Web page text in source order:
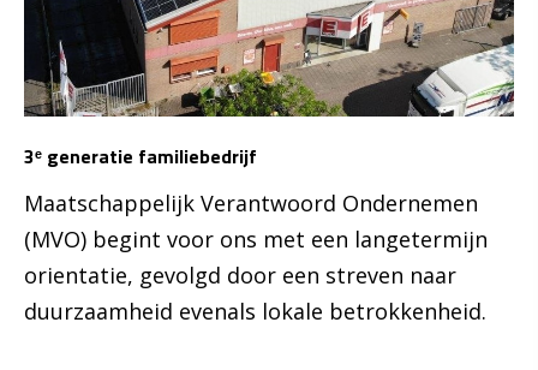
3ᵉ generatie familiebedrijf
Maatschappelijk Verantwoord Ondernemen
(MVO) begint voor ons met een langetermijn
orientatie, gevolgd door een streven naar
duurzaamheid evenals lokale betrokkenheid.